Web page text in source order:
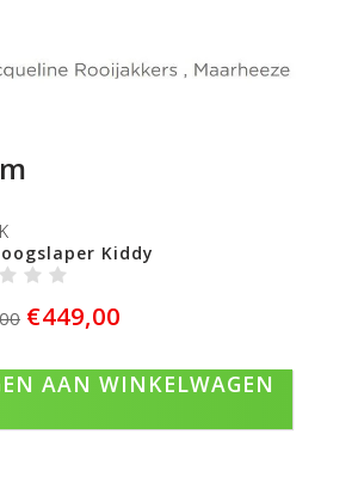
Kiddy
€449,00
AAN WINKELWAGEN